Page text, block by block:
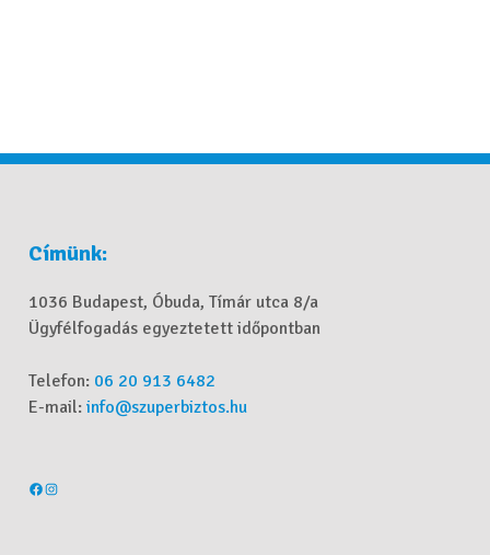
Címünk:
1036 Budapest, Óbuda, Tímár utca 8/a
Ügyfélfogadás egyeztetett időpontban
Telefon: 06 20 913 6482
E-mail:info@szuperbiztos.hu